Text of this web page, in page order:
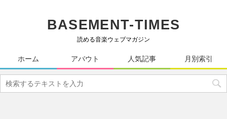
BASEMENT-TIMES
読める音楽ウェブマガジン
ホーム アバウト 人気記事 月別索引